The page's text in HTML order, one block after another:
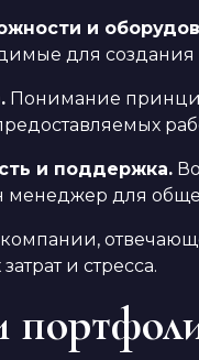
и
для создания
Понимание
и поддержка.
менеджер для
и стресса.